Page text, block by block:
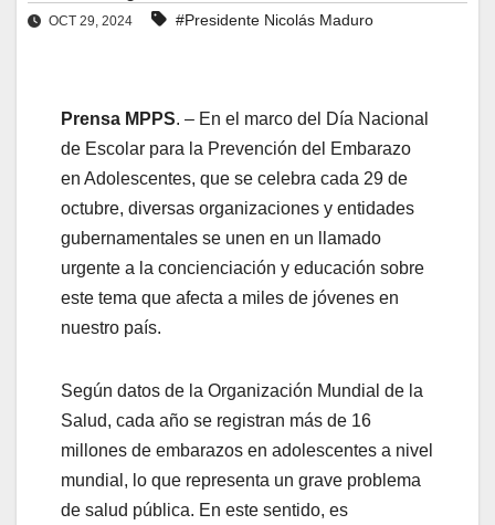
OCT 29, 2024 #Presidente Nicolás Maduro
Prensa MPPS. – En el marco del Día Nacional
de Escolar para la Prevención del Embarazo
en Adolescentes, que se celebra cada 29 de
octubre, diversas organizaciones y entidades
gubernamentales se unen en un llamado
urgente a la concienciación y educación sobre
este tema que afecta a miles de jóvenes en
nuestro país.
Según datos de la Organización Mundial de la
Salud, cada año se registran más de 16
millones de embarazos en adolescentes a nivel
mundial, lo que representa un grave problema
de salud pública. En este sentido, es